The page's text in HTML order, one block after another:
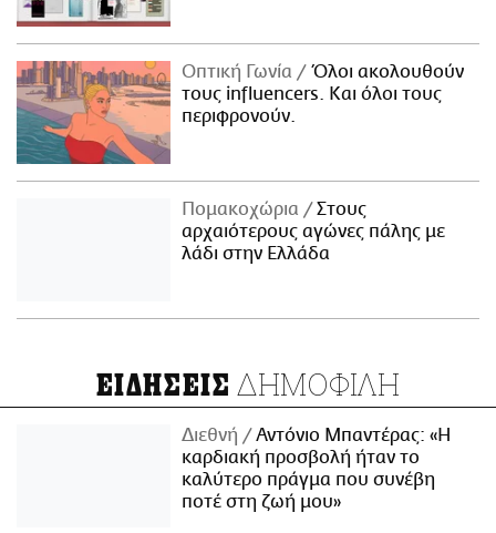
Οπτική Γωνία
Όλοι ακολουθούν
τους influencers. Και όλοι τους
περιφρονούν.
Πομακοχώρια
Στους
αρχαιότερους αγώνες πάλης με
λάδι στην Ελλάδα
ΕΙΔΗΣΕΙΣ ΔΗΜΟΦΙΛΗ
Διεθνή
Αντόνιο Μπαντέρας: «Η
καρδιακή προσβολή ήταν το
καλύτερο πράγμα που συνέβη
ποτέ στη ζωή μου»